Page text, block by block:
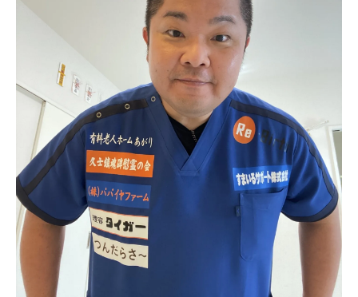
自治体や社会福祉協議会の取り組み
安心して相談できる窓口案内